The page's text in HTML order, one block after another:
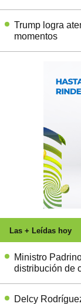
Trump logra
momentos
Las + Leídas hoy
Ministro
distribución de
Delcy